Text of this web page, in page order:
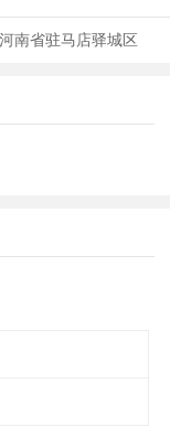
河南省驻马店驿城区